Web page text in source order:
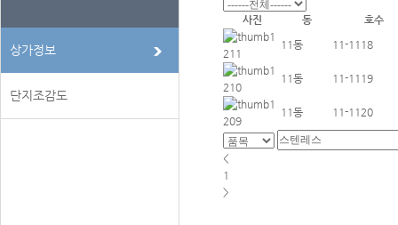
상가정보
단지조감도
사진 동
호수
11동
11-1118
11동 11-1119
11동 11-1120
<
1
>